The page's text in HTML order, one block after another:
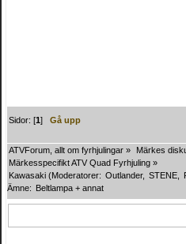
Sidor: [1]Gå upp
ATVForum, allt om fyrhjulingar » Märkes
Märkesspecifikt ATV Quad Fyrhjuling »
Kawasaki (Moderatorer: Outlander, STENE
Ämne:
Beltlampa + annat